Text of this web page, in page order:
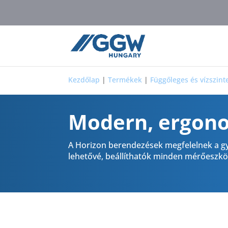
Kezdőlap |Termékek | Függőleges és
Modern,
A Horizon berendezések megfelelnek a
lehetővé, beállíthatók minden